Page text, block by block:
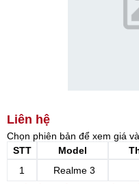
Liên hệ
Chọn phiên bản để xem giá
STT
Model
1
Realme 3